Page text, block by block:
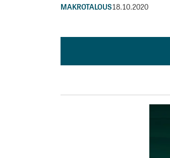
MAKROTALOUS18.10.2020